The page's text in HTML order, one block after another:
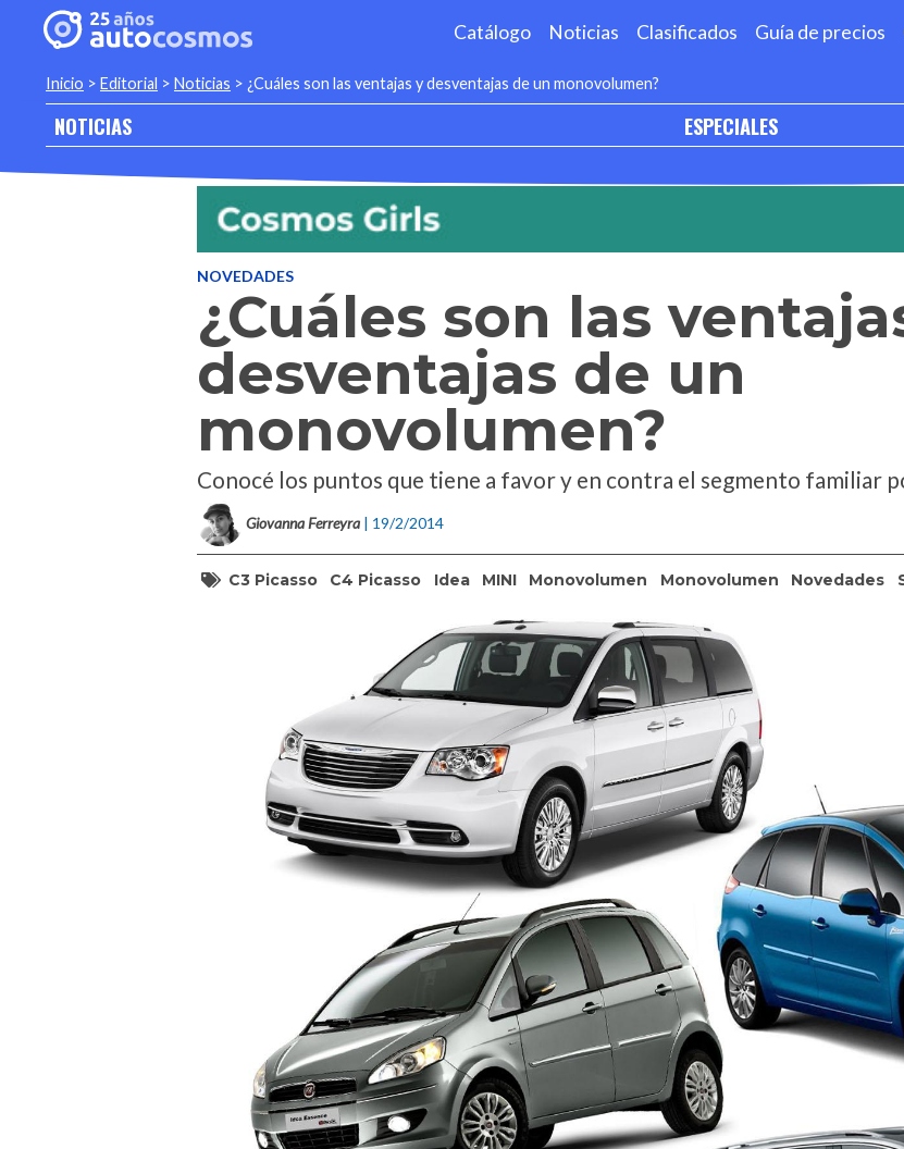
Catálogo Noticias Clasificados Guía de precios
Inicio > Editorial > Noticias > ¿Cuáles son las ventajas y desventajas de un monovolumen?
NOTICIAS ESPECIALES
NOVEDADES
¿Cuáles son las
desventajas de un
monovolumen?
Conocé los puntos que tiene a favor y en contra el segmento familiar
Giovanna Ferreyra | 19/2/2014
C3 Picasso C4 Picasso Idea MINI Monovolumen Monovolumen Novedades